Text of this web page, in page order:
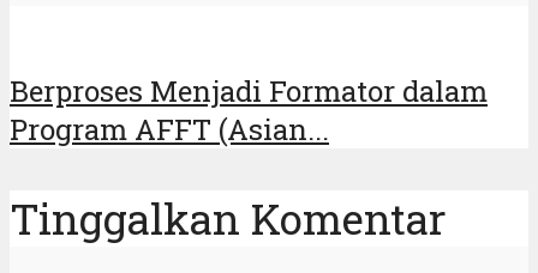
Berproses Menjadi Formator dalam
Program AFFT (Asian...
Tinggalkan Komentar